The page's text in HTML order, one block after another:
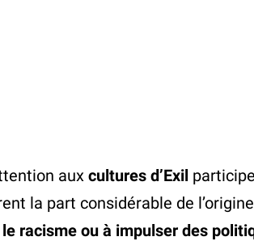
aux cultures d’Exil
la part considérable de
racisme ou à impulser des